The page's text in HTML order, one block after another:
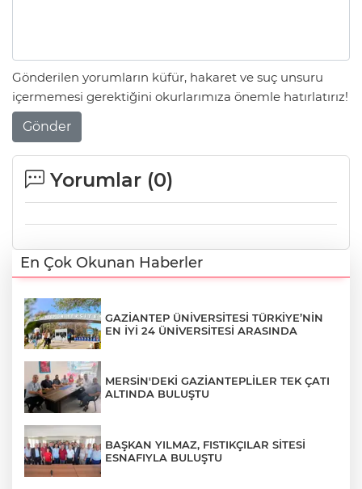
Gönderilen yorumların küfür, hakaret ve suç unsuru
içermemesi gerektiğini okurlarımıza önemle hatırlatırız!
Gönder
Yorumlar (0)
En Çok Okunan Haberler
GAZİANTEP ÜNİVERSİTESİ TÜRKİYE’NİN
EN İYİ 24 ÜNİVERSİTESİ ARASINDA
MERSİN'DEKİ GAZİANTEPLİLER TEK ÇATI
ALTINDA BULUŞTU
BAŞKAN YILMAZ, FISTIKÇILAR SİTESİ
ESNAFIYLA BULUŞTU